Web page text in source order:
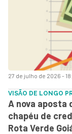
27 de julho de 2026 -
VISÃO DE LONGO
A nova aposta
chapéu de
Rota Verde